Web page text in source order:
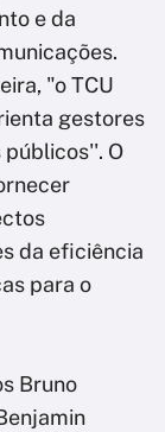
e da
"o TCU
gestores
O
da eficiência
para o
Bruno